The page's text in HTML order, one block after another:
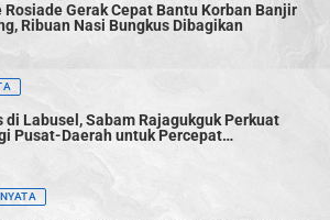
Rosiade Gerak Cepat Bantu Korban Banjir
Ribuan Nasi Bungkus Dibagikan
di Labusel, Sabam Rajagukguk Perkuat
Pusat-Daerah untuk Percepat